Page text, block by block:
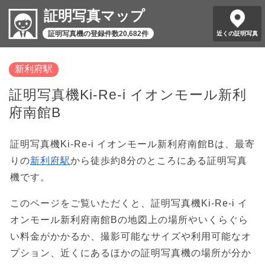
証明写真マップ
証明写真機の登録件数20,682件 近くの証明写真
新利府駅
証明写真機Ki-Re-i イオンモール新利
府南館B
証明写真機Ki-Re-i イオンモール新利府南館Bは、最寄
りの新利府駅から徒歩約8分のところにある証明写真
機です。
このページをご覧いただくと、証明写真機Ki-Re-i イ
オンモール新利府南館Bの地図上の場所やいくらぐら
い料金がかかるか、撮影可能なサイズや利用可能なオ
プション、近くにあるほかの証明写真機の場所が分か